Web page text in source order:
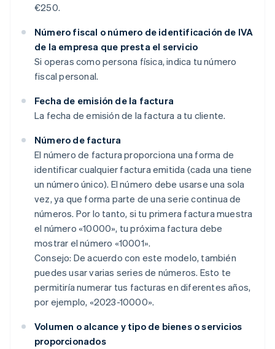
€250.
Número fiscal o número de identificación de IVA
de la empresa que presta el servicio
Si operas como persona física, indica tu número
fiscal personal.
Fecha de emisión de la factura
La fecha de emisión de la factura a tu cliente.
Número de factura
El número de factura proporciona una forma de
identificar cualquier factura emitida (cada una tiene
un número único). El número debe usarse una sola
vez, ya que forma parte de una serie continua de
números. Por lo tanto, si tu primera factura muestra
el número «10000», tu próxima factura debe
mostrar el número «10001».
Consejo: De acuerdo con este modelo, también
puedes usar varias series de números. Esto te
permitiría numerar tus facturas en diferentes años,
por ejemplo, «2023-10000».
Volumen o alcance y tipo de bienes o servicios
proporcionados